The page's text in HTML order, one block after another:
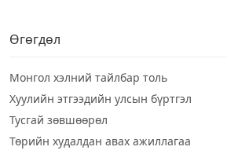
Өгөгдөл
Монгол хэлний тайлбар толь
Хуулийн этгээдийн улсын бүртгэл
Тусгай зөвшөөрөл
Төрийн худалдан авах ажиллагаа